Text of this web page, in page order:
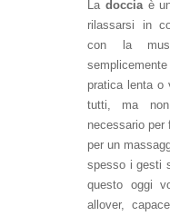
La docciaè un
rilassarsi in
con la
pratica lenta o
tutti, ma
necessario per
per un
spesso i gesti
questo oggi
allover,